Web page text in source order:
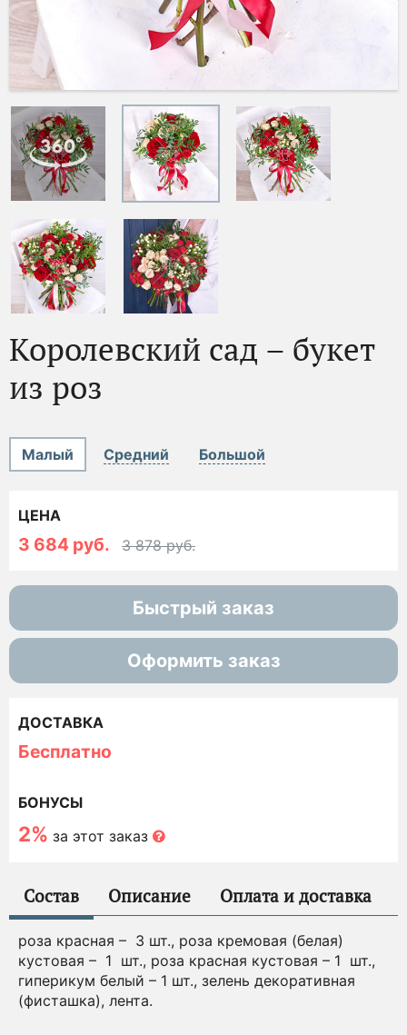
Королевский сад – букет
из роз
Малый Средний Большой
ЦЕНА
3 684 руб. 3 878 руб.
Быстрый заказ
Оформить заказ
ДОСТАВКА
Бесплатно
БОНУСЫ
2% за этот заказ
Состав Описание Оплата и доставка
роза красная – 3 шт., роза кремовая (белая)
кустовая – 1 шт., роза красная кустовая – 1 шт.,
гиперикум белый – 1 шт., зелень декоративная
(фисташка), лента.